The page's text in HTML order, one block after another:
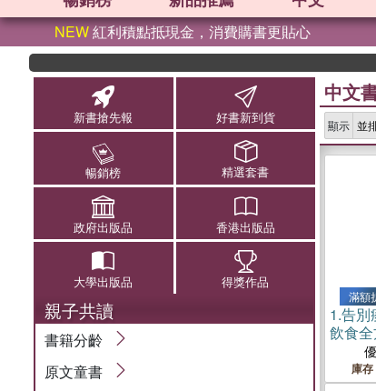
NEW紅利積點抵現金，消費購書更貼心
英國出版
新書搶先報 好書新到貨
暢銷榜 精選套書
政府出版品 香港出版品
大學出版品 得獎作品
親子共讀
書籍分齡
原文童書
中文
顯示
滿額
1.告別
飲食
庫